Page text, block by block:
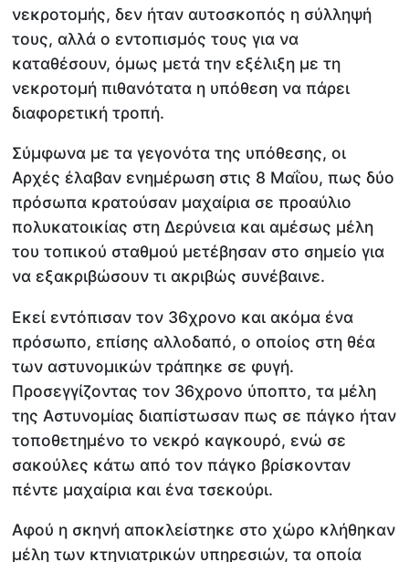
νεκροτομής, δεν ήταν αυτοσκοπός η σύλληψή
τους, αλλά ο εντοπισμός τους για να
καταθέσουν, όμως μετά την εξέλιξη με τη
νεκροτομή πιθανότατα η υπόθεση να πάρει
διαφορετική τροπή.
Σύμφωνα με τα γεγονότα της υπόθεσης, οι
Αρχές έλαβαν ενημέρωση στις 8 Μαΐου, πως δύο
πρόσωπα κρατούσαν μαχαίρια σε προαύλιο
πολυκατοικίας στη Δερύνεια και αμέσως μέλη
του τοπικού σταθμού μετέβησαν στο σημείο για
να εξακριβώσουν τι ακριβώς συνέβαινε.
Εκεί εντόπισαν τον 36χρονο και ακόμα ένα
πρόσωπο, επίσης αλλοδαπό, ο οποίος στη θέα
των αστυνομικών τράπηκε σε φυγή.
Προσεγγίζοντας τον 36χρονο ύποπτο, τα μέλη
της Αστυνομίας διαπίστωσαν πως σε πάγκο ήταν
τοποθετημένο το νεκρό καγκουρό, ενώ σε
σακούλες κάτω από τον πάγκο βρίσκονταν
πέντε μαχαίρια και ένα τσεκούρι.
Αφού η σκηνή αποκλείστηκε στο χώρο κλήθηκαν
μέλη των κτηνιατρικών υπηρεσιών, τα οποία